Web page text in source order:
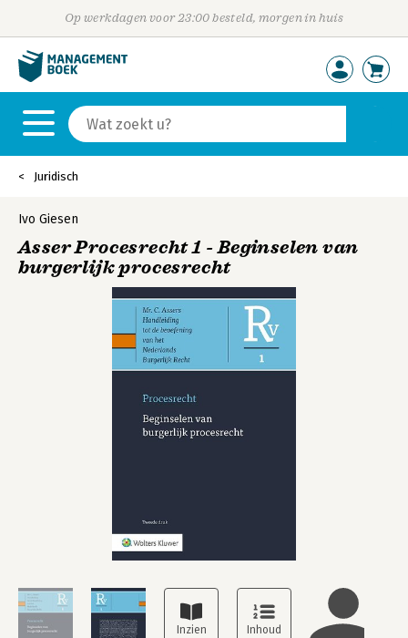
Op werkdagen voor 23:00 besteld, morgen in huis
Juridisch
Ivo Giesen
Asser Procesrecht 1 - Beginselen van
burgerlijk procesrecht